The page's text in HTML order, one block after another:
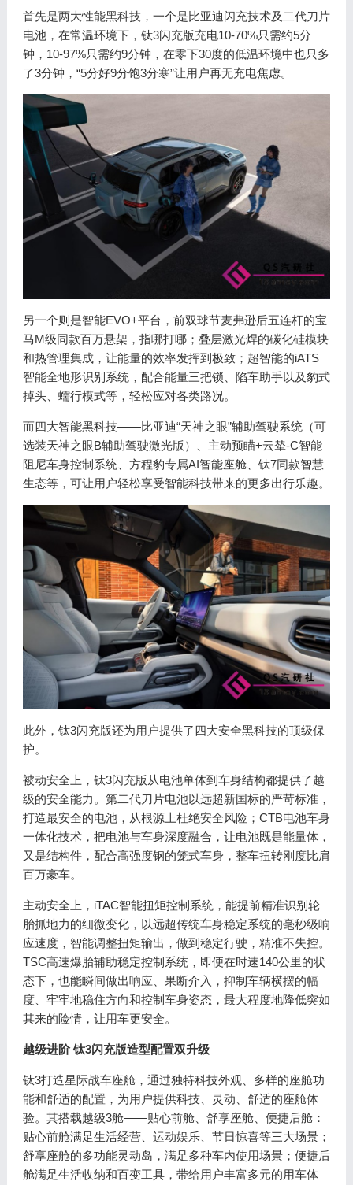
首先是两大性能黑科技，一个是比亚迪闪充技术及二代刀片
电池，在常温环境下，钛3闪充版充电10-70%只需约5分
钟，10-97%只需约9分钟，在零下30度的低温环境中也只多
了3分钟，“5分好9分饱3分寒”让用户再无充电焦虑。
另一个则是智能EVO+平台，前双球节麦弗逊后五连杆的宝
马M级同款百万悬架，指哪打哪；叠层激光焊的碳化硅模块
和热管理集成，让能量的效率发挥到极致；超智能的iATS
智能全地形识别系统，配合能量三把锁、陷车助手以及豹式
掉头、蠕行模式等，轻松应对各类路况。
而四大智能黑科技——比亚迪“天神之眼”辅助驾驶系统（可
选装天神之眼B辅助驾驶激光版）、主动预瞄+云辇-C智能
阻尼车身控制系统、方程豹专属AI智能座舱、钛7同款智慧
生态等，可让用户轻松享受智能科技带来的更多出行乐趣。
此外，钛3闪充版还为用户提供了四大安全黑科技的顶级保
护。
被动安全上，钛3闪充版从电池单体到车身结构都提供了越
级的安全能力。第二代刀片电池以远超新国标的严苛标准，
打造最安全的电池，从根源上杜绝安全风险；CTB电池车身
一体化技术，把电池与车身深度融合，让电池既是能量体，
又是结构件，配合高强度钢的笼式车身，整车扭转刚度比肩
百万豪车。
主动安全上，iTAC智能扭矩控制系统，能提前精准识别轮
胎抓地力的细微变化，以远超传统车身稳定系统的毫秒级响
应速度，智能调整扭矩输出，做到稳定行驶，精准不失控。
TSC高速爆胎辅助稳定控制系统，即便在时速140公里的状
态下，也能瞬间做出响应、果断介入，抑制车辆横摆的幅
度、牢牢地稳住方向和控制车身姿态，最大程度地降低突如
其来的险情，让用车更安全。
越级进阶 钛3闪充版造型配置双升级
钛3打造星际战车座舱，通过独特科技外观、多样的座舱功
能和舒适的配置，为用户提供科技、灵动、舒适的座舱体
验。其搭载越级3舱——贴心前舱、舒享座舱、便捷后舱：
贴心前舱满足生活经营、运动娱乐、节日惊喜等三大场景；
舒享座舱的多功能灵动岛，满足多种车内使用场景；便捷后
舱满足生活收纳和百变工具，带给用户丰富多元的用车体